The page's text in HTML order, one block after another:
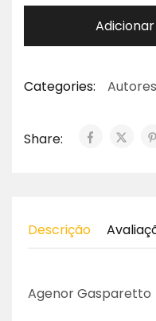
Categories:
Share:
Descrição
Agenor Gasparetto